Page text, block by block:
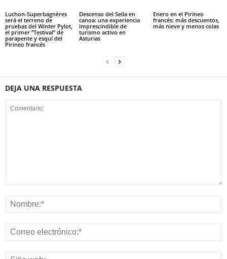
Luchon-Superbagnères
será el terreno de
pruebas del Winter Pylot,
el primer “Testival” de
parapente y esquí del
Pirineo francés
Descenso del Sella en
canoa: una experiencia
imprescindible de
turismo activo en
Asturias
Enero en el Pirineo
francés: más descuentos,
más nieve y menos colas
DEJA UNA RESPUESTA